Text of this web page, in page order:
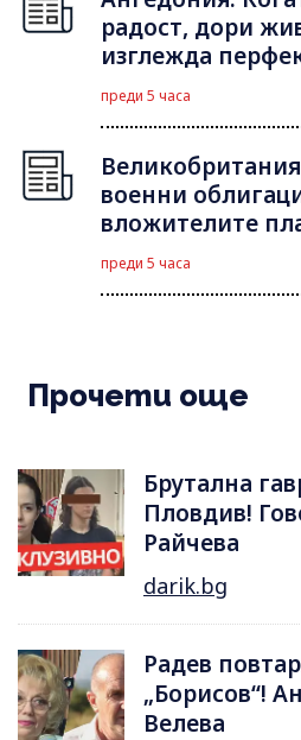
радост, дори
изглежда
преди 5 часа
военни
вложителите
преди 5 часа
Прочети още
Брутална
Пловдив!
Райчева
darik.bg
Радев
„Борисов“!
Велева